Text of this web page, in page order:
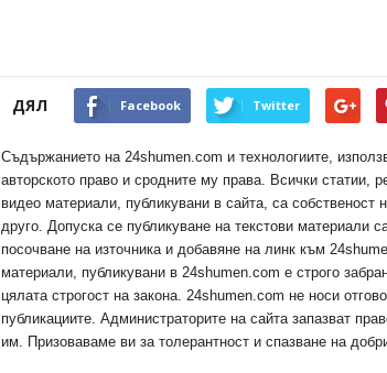
ДЯЛ Facebook Twitter
Съдържанието на 24shumen.com и технологиите,
авторското право и сродните му права. Всички статии,
видео материали, публикувани в сайта, са
друго. Допуска се публикуване на текстови материали
посочване на източника и добавяне на линк към
материали, публикувани в 24shumen.com е строго
цялата строгост на закона. 24shumen.com не носи
публикациите. Администраторите на сайта запазват
им. Призоваваме ви за толерантност и спазване на